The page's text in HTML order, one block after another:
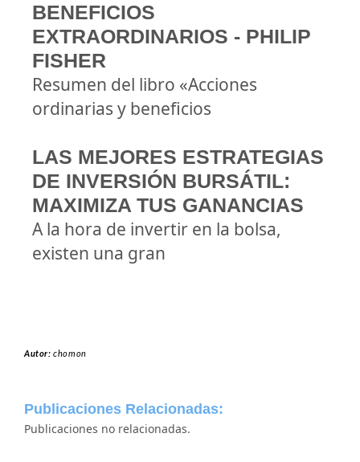
BENEFICIOS
EXTRAORDINARIOS - PHILIP
FISHER
Resumen del libro «Acciones
ordinarias y beneficios
LAS MEJORES ESTRATEGIAS
DE INVERSIÓN BURSÁTIL:
MAXIMIZA TUS GANANCIAS
A la hora de invertir en la bolsa,
existen una gran
Autor:chomon
Publicaciones Relacionadas:
Publicaciones no relacionadas.